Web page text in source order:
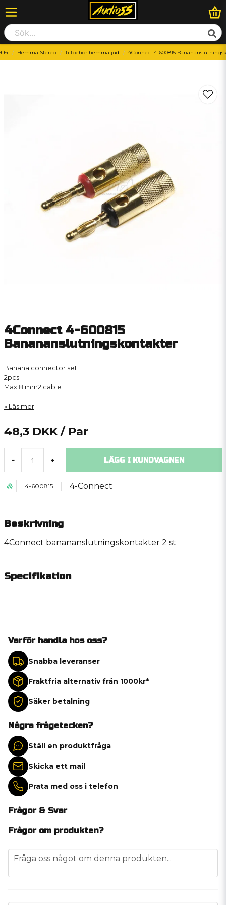
Hemma Stereo Tillbehör hemmaljud 4Connect 4-600815
4Connect 4-600815
Banananslutningskontakter
Banana connector set
2pcs
Max 8 mm2 cable
Läs mer
48,3 DKK / Par
- + LÄGG I KUNDVAGNEN
4-600815 4-Connect
Beskrivning
4Connect banananslutningskontakter 2 st
Specifikation
Varför handla hos oss?
Snabba leveranser
Fraktfria alternativ från 1000kr*
Säker betalning
Några frågetecken?
Ställ en produktfråga
Skicka ett mail
Prata med oss i telefon
Frågor & Svar
Frågor om produkten?
question
Fråga oss något om denna produkten...